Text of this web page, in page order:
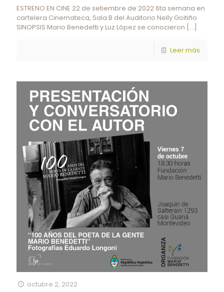
ESTRENO EN CINE 22 de setiembre de 2022 6ta semana en
cartelera Cinemateca, Sala B del Auditorio Nelly Goitiño
SINOPSIS Mario Benedetti y Luz López se conocieron […]
Leer más
octubre 2, 2022